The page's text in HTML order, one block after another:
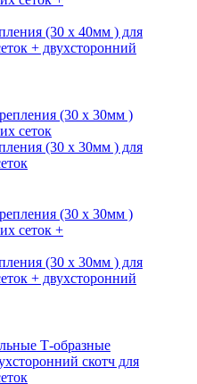
(30 х 40мм ) для
+ двухсторонний
(30 х 30мм ) для
(30 х 30мм ) для
+ двухсторонний